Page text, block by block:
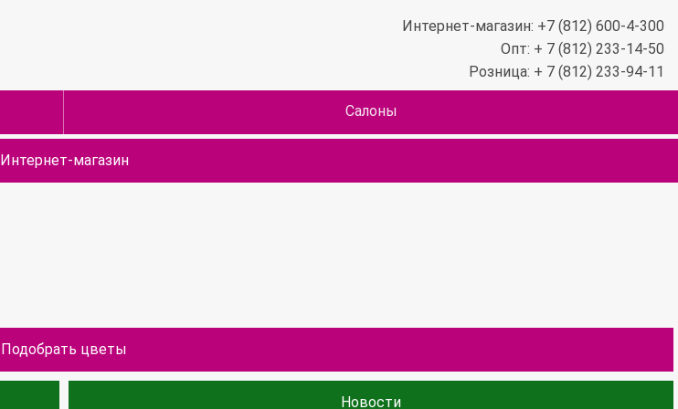
Интернет-магазин: +7 (812) 600-4-300
Опт: + 7 (812) 233-14-50
Розница: + 7 (812) 233-94-11
Салоны
Интернет-магазин
Подобрать цветы
Новости